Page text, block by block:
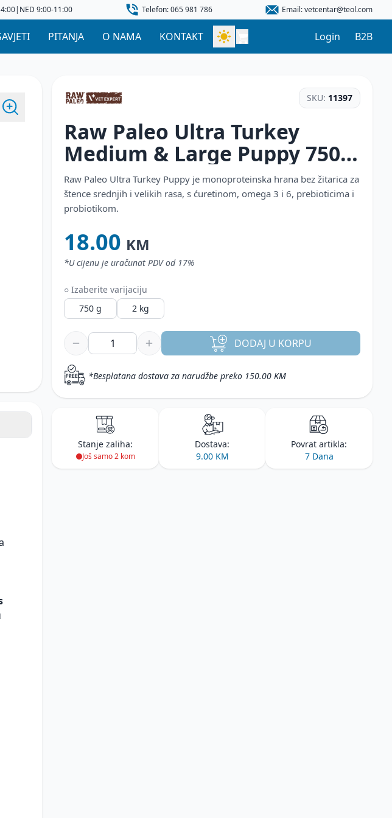
9:00-11:00 Telefon: 065 981 786 Email: vetcentar@teol.com
PITANJA O NAMA KONTAKT Login B2B
SKU: 11397
Raw Paleo Ultra Turkey
Medium & Large Puppy 750
G
Raw Paleo Ultra Turkey Puppy je monoproteinska hrana bez žitarica za
štence srednjih i velikih rasa, s ćuretinom, omega 3 i 6, prebioticima i
probiotikom.
18.00 KM
*U cijenu je uračunat PDV od 17%
○ Izaberite varijaciju
750 g
2 kg
DODAJ U KORPU
*Besplatana dostava za narudžbe preko 150.00 KM
Stanje zaliha:
Još samo 2 kom
Dostava:
9.00 KM
Povrat artikla:
7 Dana